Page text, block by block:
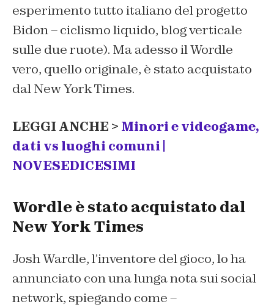
esperimento tutto italiano del progetto
Bidon – ciclismo liquido, blog verticale
sulle due ruote). Ma adesso il Wordle
vero, quello originale, è stato acquistato
dal New York Times.
LEGGI ANCHE > Minori e videogame,
dati vs luoghi comuni |
NOVESEDICESIMI
Wordle è stato acquistato dal
New York Times
Josh Wardle, l’inventore del gioco, lo ha
annunciato con una lunga nota sui social
network, spiegando come –